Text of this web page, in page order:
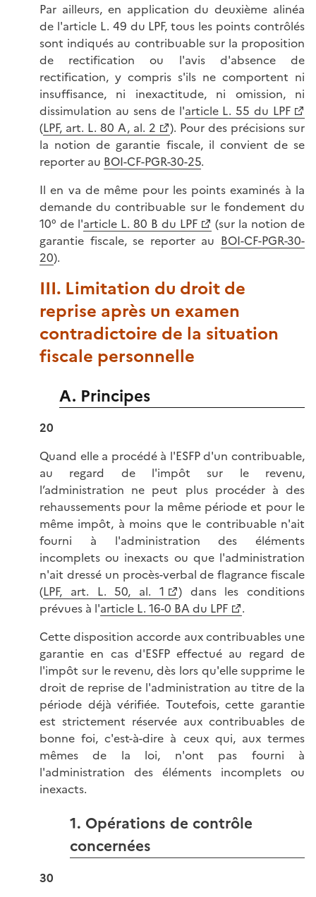
Par ailleurs, en application du deuxième alinéa
de l'article L. 49 du LPF, tous les points contrôlés
sont indiqués au contribuable sur la proposition
de rectification ou l'avis d'absence de
rectification, y compris s'ils ne comportent ni
insuffisance, ni inexactitude, ni omission, ni
dissimulation au sens de l'article L. 55 du LPF
(LPF, art. L. 80 A, al. 2
). Pour des précisions sur
la notion de garantie fiscale, il convient de se
reporter au BOI-CF-PGR-30-25.
Il en va de même pour les points examinés à la
demande du contribuable sur le fondement du
10° de l'article L. 80 B du LPF
(sur la notion de
garantie fiscale, se reporter au BOI-CF-PGR-30-
20).
III. Limitation du droit de
reprise après un examen
contradictoire de la situation
fiscale personnelle
A. Principes
20
Quand elle a procédé à l'ESFP d'un contribuable,
au regard de l'impôt sur le revenu,
l’administration ne peut plus procéder à des
rehaussements pour la même période et pour le
même impôt, à moins que le contribuable n'ait
fourni à l'administration des éléments
incomplets ou inexacts ou que l'administration
n'ait dressé un procès-verbal de flagrance fiscale
(LPF, art. L. 50, al. 1
) dans les conditions
prévues à l'article L. 16-0 BA du LPF
.
Cette disposition accorde aux contribuables une
garantie en cas d'ESFP effectué au regard de
l'impôt sur le revenu, dès lors qu'elle supprime le
droit de reprise de l'administration au titre de la
période déjà vérifiée. Toutefois, cette garantie
est strictement réservée aux contribuables de
bonne foi, c'est-à-dire à ceux qui, aux termes
mêmes de la loi, n'ont pas fourni à
l'administration des éléments incomplets ou
inexacts.
1. Opérations de contrôle
concernées
30